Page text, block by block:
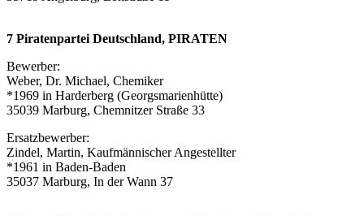
7 Piratenpartei Deutschland, PIRATEN
Bewerber:
Weber, Dr. Michael, Chemiker
*1969 in Harderberg (Georgsmarienhütte)
35039 Marburg, Chemnitzer Straße 33
Ersatzbewerber:
Zindel, Martin, Kaufmännischer Angestellter
*1961 in Baden-Baden
35037 Marburg, In der Wann 37